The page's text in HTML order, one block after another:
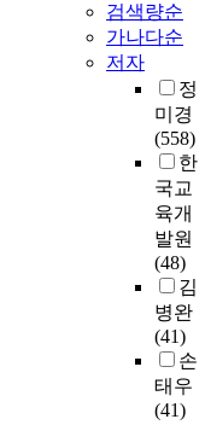
검색량순
가나다순
저자
정
미경
(558)
한
국교
육개
발원
(48)
김
병완
(41)
손
태우
(41)